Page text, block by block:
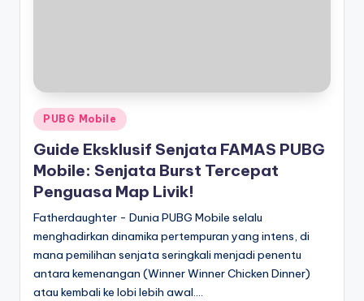
Posted
in
PUBG Mobile
Guide Eksklusif Senjata FAMAS PUBG
Mobile: Senjata Burst Tercepat
Penguasa Map Livik!
Fatherdaughter - Dunia PUBG Mobile selalu
menghadirkan dinamika pertempuran yang intens, di
mana pemilihan senjata seringkali menjadi penentu
antara kemenangan (Winner Winner Chicken Dinner)
atau kembali ke lobi lebih awal.…